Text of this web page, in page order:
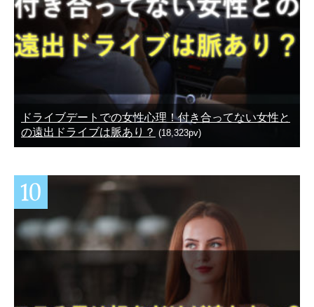
ドライブデートでの女性心理！付き合ってない女性と
の遠出ドライブは脈あり？ (18,323pv)